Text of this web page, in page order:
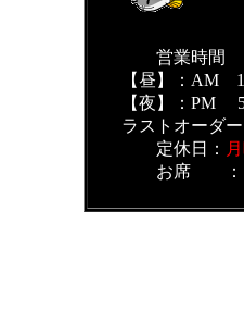
営業時間
【昼】：AM
【夜】：PM
ラストオーダ
定休日：
お席 ：３６